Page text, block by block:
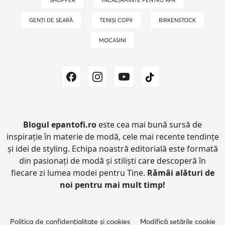
GENȚI DE SEARĂ TENIȘI COPII BIRKENSTOCK
MOCASINI
Blogul epantofi.ro este cea mai bună sursă de
inspirație în materie de modă, cele mai recente tendințe
și idei de styling. Echipa noastră editorială este formată
din pasionați de modă și stiliști care descoperă în
fiecare zi lumea modei pentru Tine. Rămâi alături de
noi pentru mai mult timp!
Politica de confidențialitate și cookies Modifică setările cookie